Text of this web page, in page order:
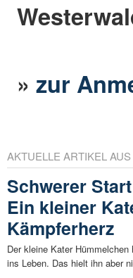
»zur
AKTUELLE ARTIKEL
Schwerer
Ein kleiner
Kämpferherz
Der kleine Kater
ins Leben. Das hielt ihn aber